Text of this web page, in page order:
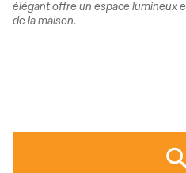
élégant offre un espace lumineux
de la maison.